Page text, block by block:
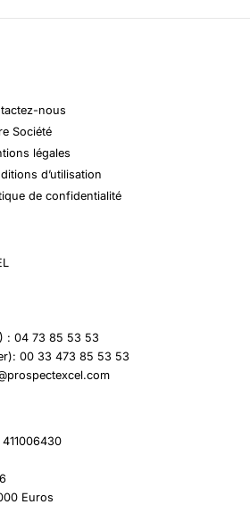
nous
Société
légales
d’utilisation
de confidentialité
: 04 73 85 53 53
00 33 473 85 53 53
Euros